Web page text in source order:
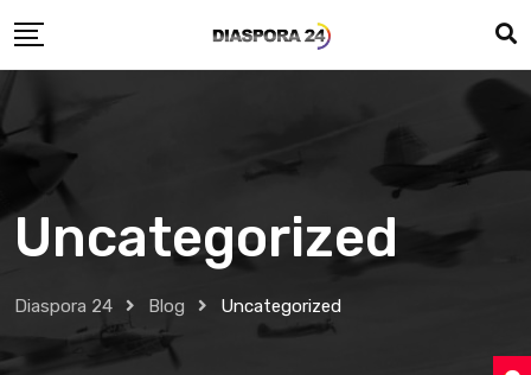
to
Uncategorized
Diaspora 24 Blog Uncategorized